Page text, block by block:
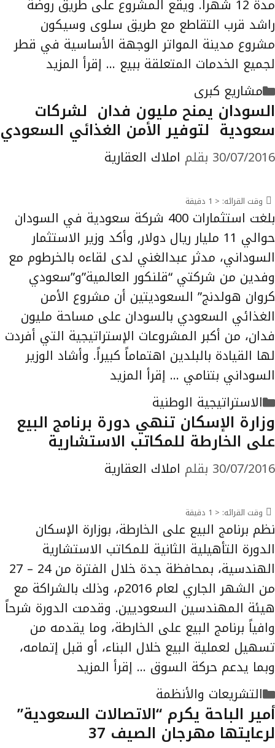
مدة 12 شهرا. ويقع المشروع على طريق روضة
راشد قرب التقاطع مع طريق سلوى وسيكون
مشروع مدينة المواتر الوجهة الأساسية في قطر
لجميع الخدمات المتعلقة ببيع … إقرأ المزيد
التصنيفات
مشاريع كبرى
السودان يمنح مليون فدان لشركات
سعودية لتوفير الأمن الغذائي السعودي
30/07/2016 بقلم املاك العقارية
وقت القرائه: < 1 دقيقة
بلغت استثمارات 400 شركة سعودية في السودان
حوالي 11 مليار ريال دولار, وأكد وزير الاستثمار
السوداني، مدثر عبدالغني لدى لقاءه بالخرطوم مع
وفدين من شركتي “قلنكور العالمية”و”سعودي
كروان هولدنج” السعوديتين أن مشروع الأمن
الغذائي السعودي بالسودان على مساحة مليون
فدان، من أكبر المشروعات الإستراتيجية التي أفردت
لها القيادة بالبلدين اهتماماً كبيراً. وأشاد الوزير
السوداني بتنامي … إقرأ المزيد
التصنيفات
الاستراتيجية الوطنية
وزارة الإسكان تنهي دورة برنامج البيع
على الخارطة للمكاتب الاستشارية
30/07/2016 بقلم املاك العقارية
وقت القرائه: < 1 دقيقة
نظم برنامج البيع على الخارطة، بوزارة الإسكان
الدورة التأهيلية الثانية للمكاتب الاستشارية
الهندسية، بمحافظة جدة خلال الفترة من 24 – 27
من الشهر الجاري لعام 2016م، وذلك بالشراكة مع
هيئة المهندسين السعوديين. وقدمت الدورة شرحاً
وافياً برنامج البيع على الخارطة، وما يقدمه من
تسهيل لعملية البيع خلال البناء، أو قبل إتمامه،
وبما يدعم حركة السوق … إقرأ المزيد
التصنيفات
التشريعات والأنظمة
أمير الباحة يكرم “الاتصالات السعودية”
لرعايتها مهرجان الصيف 37